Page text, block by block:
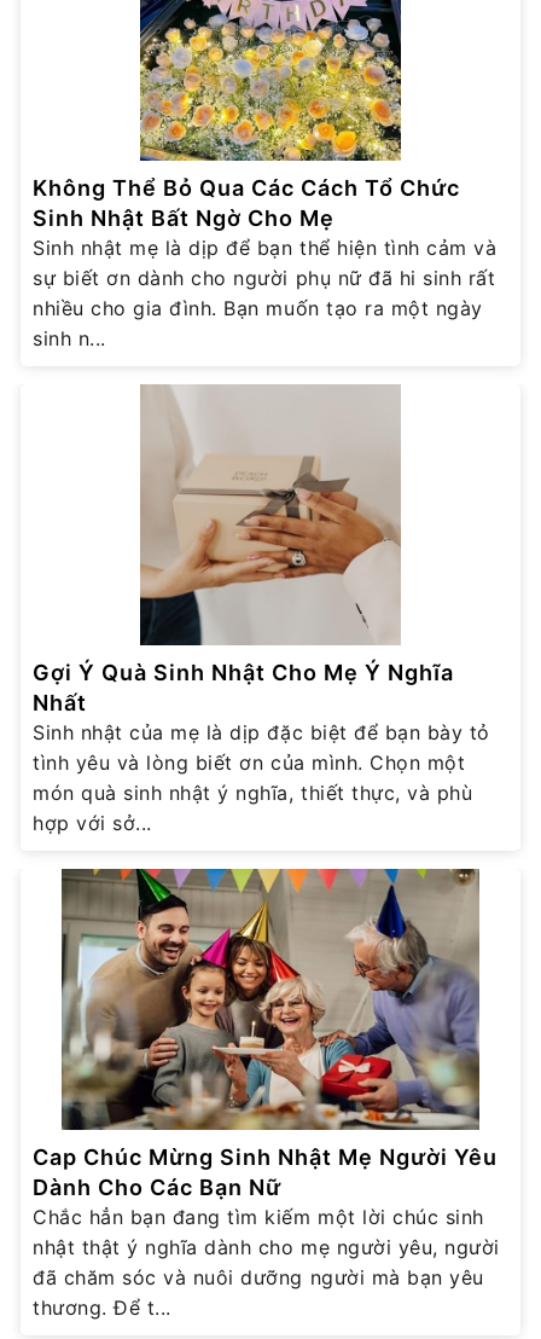
Không Thể Bỏ Qua Các Cách Tổ Chức
Sinh Nhật Bất Ngờ Cho Mẹ
Sinh nhật mẹ là dịp để bạn thể hiện tình cảm và
sự biết ơn dành cho người phụ nữ đã hi sinh rất
nhiều cho gia đình. Bạn muốn tạo ra một ngày
sinh n...
Gợi Ý Quà Sinh Nhật Cho Mẹ Ý Nghĩa
Nhất
Sinh nhật của mẹ là dịp đặc biệt để bạn bày tỏ
tình yêu và lòng biết ơn của mình. Chọn một
món quà sinh nhật ý nghĩa, thiết thực, và phù
hợp với sở...
Cap Chúc Mừng Sinh Nhật Mẹ Người Yêu
Dành Cho Các Bạn Nữ
Chắc hẳn bạn đang tìm kiếm một lời chúc sinh
nhật thật ý nghĩa dành cho mẹ người yêu, người
đã chăm sóc và nuôi dưỡng người mà bạn yêu
thương. Để t...